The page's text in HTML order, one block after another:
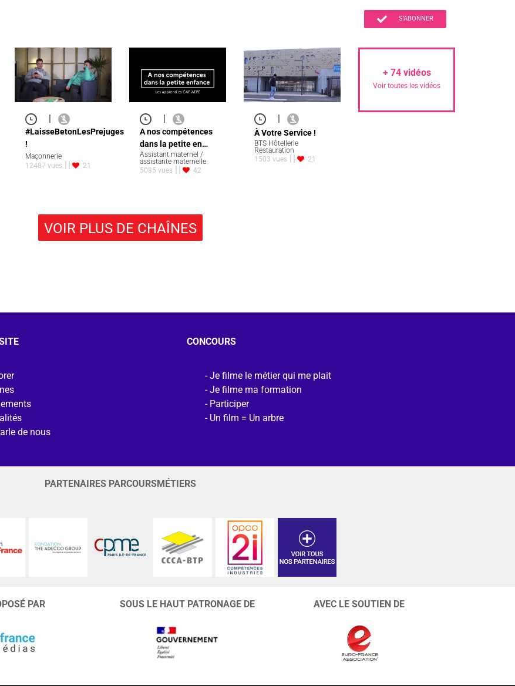
S'ABONNER
#LaisseBetonLesPrejuges
!
Maçonnerie
12487 vues
21
A nos compétences
dans la petite en…
Assistant maternel /
assistante maternelle
5085 vues
42
À Votre Service !
BTS Hôtellerie
Restauration
1503 vues
21
+ 74vidéos
Voir toutes les vidéos
VOIR PLUS DE CHAÎNES
de nous
CONCOURS
Je filme le métier qui me plait
Je filme ma formation
Participer
Un film = Un arbre
PARTENAIRES PARCOURSMÉTIERS
PAR SOUS LE HAUT PATRONAGE DE AVEC LE SOUTIEN DE